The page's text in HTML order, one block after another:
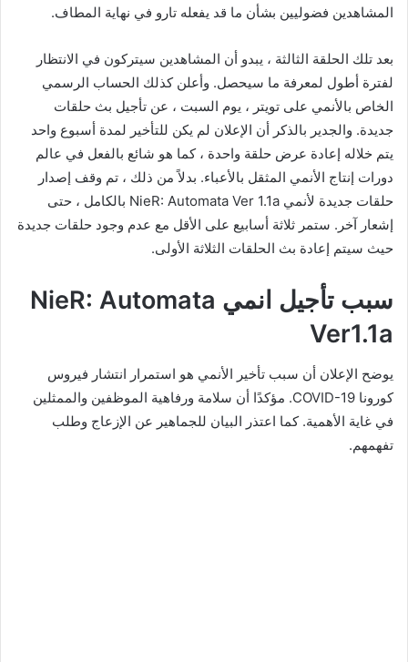
المشاهدين فضوليين بشأن ما قد يفعله تارو في نهاية المطاف.
بعد تلك الحلقة الثالثة ، يبدو أن المشاهدين سيتركون في الانتظار
لفترة أطول لمعرفة ما سيحصل. وأعلن كذلك الحساب الرسمي
الخاص بالأنمي على تويتر ، يوم السبت ، عن تأجيل بث حلقات
جديدة. والجدير بالذكر أن الإعلان لم يكن للتأخير لمدة أسبوع واحد
يتم خلاله إعادة عرض حلقة واحدة ، كما هو شائع بالفعل في عالم
دورات إنتاج الأنمي المثقل بالأعباء. بدلاً من ذلك ، تم وقف إصدار
حلقات جديدة لأنمي NieR: Automata Ver 1.1a بالكامل ، حتى
إشعار آخر. ستمر ثلاثة أسابيع على الأقل مع عدم وجود حلقات جديدة
حيث سيتم إعادة بث الحلقات الثلاثة الأولى.
سبب تأجيل انمي NieR: Automata
Ver1.1a
يوضح الإعلان أن سبب تأخير الأنمي هو استمرار انتشار فيروس
كورونا COVID-19. مؤكدًا أن سلامة ورفاهية الموظفين والممثلين
في غاية الأهمية. كما اعتذر البيان للجماهير عن الإزعاج وطلب
تفهمهم.